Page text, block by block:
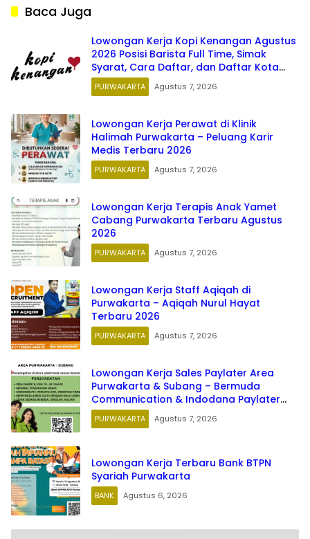
Baca Juga
Lowongan Kerja Kopi Kenangan Agustus
2026 Posisi Barista Full Time, Simak
Syarat, Cara Daftar, dan Daftar Kota
Penempatannya
PURWAKARTA Agustus 7, 2026
Lowongan Kerja Perawat di Klinik
Halimah Purwakarta – Peluang Karir
Medis Terbaru 2026
PURWAKARTA Agustus 7, 2026
Lowongan Kerja Terapis Anak Yamet
Cabang Purwakarta Terbaru Agustus
2026
PURWAKARTA Agustus 7, 2026
Lowongan Kerja Staff Aqiqah di
Purwakarta – Aqiqah Nurul Hayat
Terbaru 2026
PURWAKARTA Agustus 7, 2026
Lowongan Kerja Sales Paylater Area
Purwakarta & Subang – Bermuda
Communication & Indodana Paylater
Terbaru 2026
PURWAKARTA Agustus 7, 2026
Lowongan Kerja Terbaru Bank BTPN
Syariah Purwakarta
BANK Agustus 6, 2026